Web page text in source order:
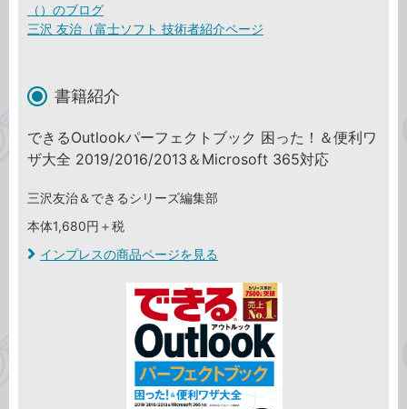
（）のブログ
三沢 友治（富士ソフト 技術者紹介ページ
書籍紹介
できるOutlookパーフェクトブック 困った！＆便利ワ
ザ大全 2019/2016/2013＆Microsoft 365対応
三沢友治＆できるシリーズ編集部
本体1,680円＋税
インプレスの商品ページを見る